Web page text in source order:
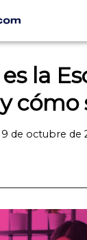
la
cómo
9 de octubre de